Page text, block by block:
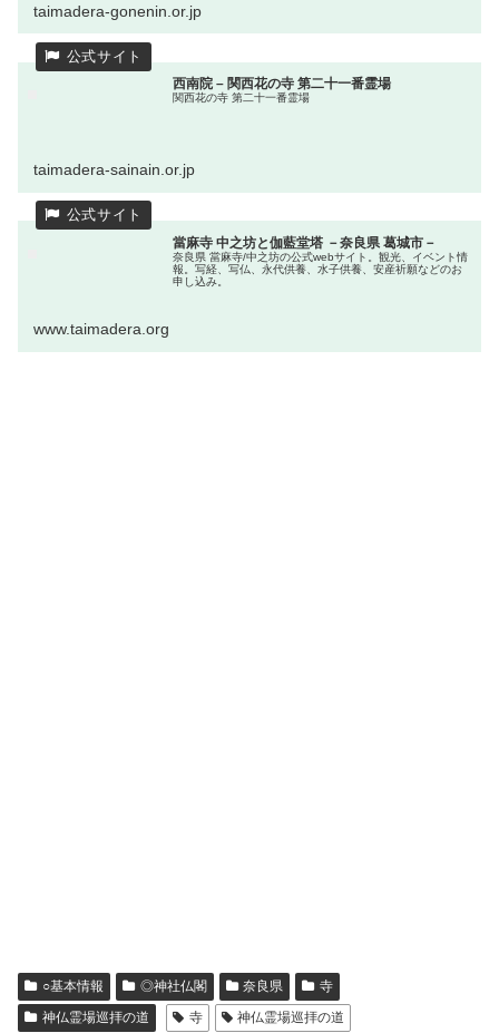
taimadera-gonenin.or.jp
西南院 – 関西花の寺 第二十一番霊場
関西花の寺 第二十一番霊場
taimadera-sainain.or.jp
當麻寺 中之坊と伽藍堂塔 －奈良県 葛城市－
奈良県 當麻寺/中之坊の公式webサイト。観光、イベント情
報。写経、写仏、永代供養、水子供養、安産祈願などのお
申し込み。
www.taimadera.org
○基本情報 ◎神社仏閣 奈良県
寺
神仏霊場巡拝の道
寺 神仏霊場巡拝の道